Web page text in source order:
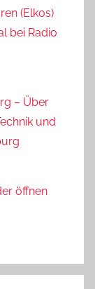
(Elkos)
bei Radio
– Über
und
öffnen